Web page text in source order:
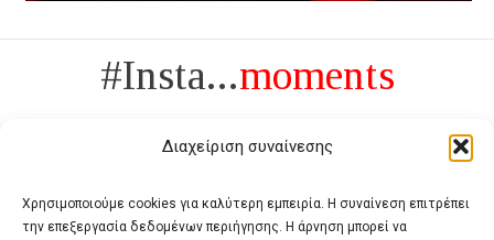
Διαχείριση συναίνεσης
Χρησιμοποιούμε cookies για καλύτερη εμπειρία. Η συναίνεση επιτρέπει
την επεξεργασία δεδομένων περιήγησης. Η άρνηση μπορεί να
#Insta...moments